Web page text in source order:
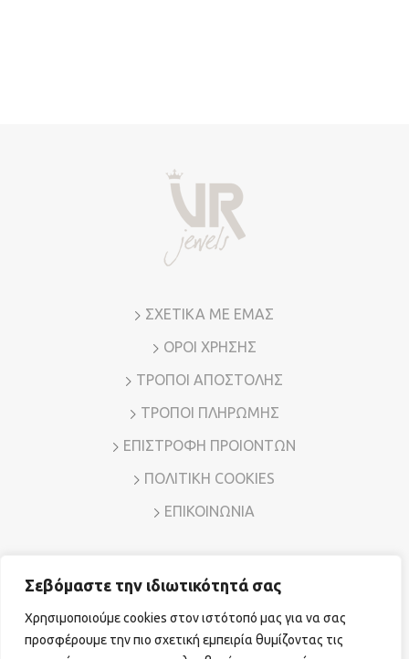
Σεβόμαστε την ιδιωτικότητά σας
Χρησιμοποιούμε cookies στον ιστότοπό μας για να σας
προσφέρουμε την πιο σχετική εμπειρία θυμίζοντας τις
ΣΧΕΤΙΚΑ ΜΕ ΕΜΑΣ
ΟΡΟΙ ΧΡΗΣΗΣ
ΤΡΟΠΟΙ ΑΠΟΣΤΟΛΗΣ
ΤΡΟΠΟΙ ΠΛΗΡΩΜΗΣ
ΕΠΙΣΤΡΟΦΗ ΠΡΟΙΟΝΤΩΝ
ΠΟΛΙΤΙΚΗ COOKIES
ΕΠΙΚΟΙΝΩΝΙΑ
Διεύθυνση: Λ. Μεσογείων 7, Αμπελόκηποι – Αθήνα, Τ.Κ.
Τηλ. Επικοινωνίας:
210 7794780 E-mail: sales@vr-jewels.gr